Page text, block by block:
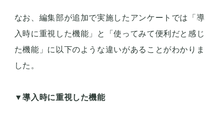
なお、編集部が追加で実施したアンケートでは「導
入時に重視した機能」と「使ってみて便利だと感じ
た機能」に以下のような違いがあることがわかりま
した。
▼導入時に重視した機能